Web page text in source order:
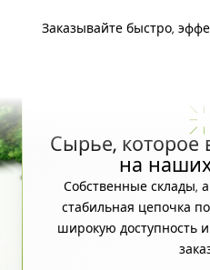
Заказывайте быстро,
Сырье, которое
на
Собственные склады,
стабильная цепочка
широкую доступность